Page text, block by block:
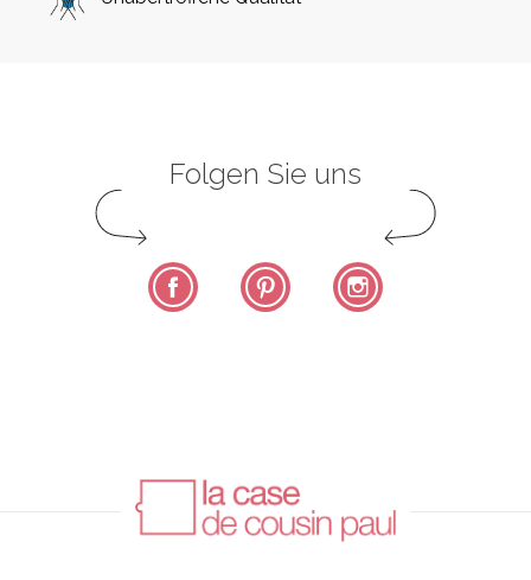
Folgen Sie uns
Facebook Pinterest